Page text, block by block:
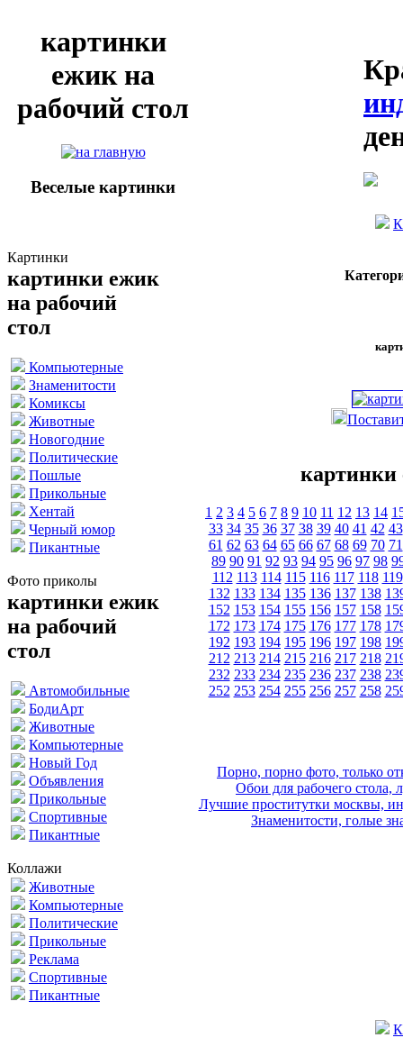
картинки
ежик на
рабочий стол
Веселые картинки
Картинки
картинки ежик
на рабочий
стол
Компьютерные
Знаменитости
Комиксы
Животные
Новогодние
Политические
Пошлые
Прикольные
Хентай
Черный юмор
Пикантные
Фото приколы
картинки ежик
на рабочий
стол
Автомобильные
БодиАрт
Животные
Компьютерные
Новый Год
Объявления
Прикольные
Спортивные
Пикантные
Коллажи
Животные
Компьютерные
Политические
Прикольные
Реклама
Спортивные
Пикантные
картинки
1 2 3 4 5 6 7 8 9 10 11 12 13 14
33 34 35 36 37 38 39 40 41 42 43
61 62 63 64 65 66 67 68 69 70 71
89 90 91 92 93 94 95 96 97 98
112 113 114 115 116 117 118 119
132 133 134 135 136 137 138
152 153 154 155 156 157 158
172 173 174 175 176 177 178
192 193 194 195 196 197 198
212 213 214 215 216 217 218
232 233 234 235 236 237 238
252 253 254 255 256 257 258
Порно, порно фото, только
Обои для рабочего стола,
Лучшие проститутки москвы,
Знаменитости, голые